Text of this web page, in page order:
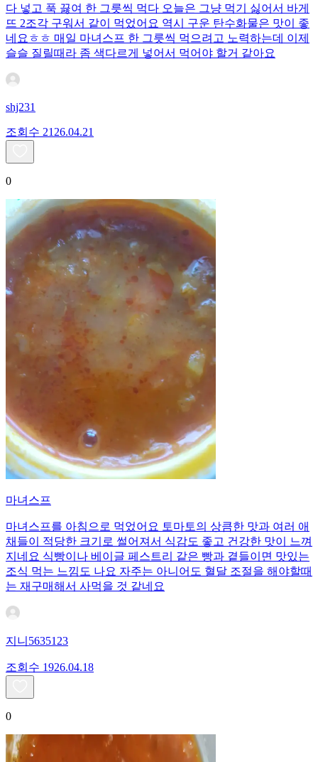
다 넣고 푹 끓여 한 그릇씩 먹다 오늘은 그냥 먹기 싫어서 바게
뜨 2조각 구워서 같이 먹었어요 역시 구운 탄수화물은 맛이 좋
네요ㅎㅎ 매일 마녀스프 한 그릇씩 먹으려고 노력하는데 이제
슬슬 질릴때라 좀 색다르게 넣어서 먹어야 할거 같아요
shj231
조회수 21 26.04.21
0
마녀스프
마녀스프를 아침으로 먹었어요 토마토의 상큼한 맛과 여러 애
채들이 적당한 크기로 썰어져서 식감도 좋고 건강한 맛이 느껴
지네요 식빵이나 베이글 페스트리 같은 빵과 곁들이면 맛있는
조식 먹는 느낌도 나요 자주는 아니어도 혈달 조절을 해야할때
는 재구매해서 사먹을 것 같네요
지니5635123
조회수 1926.04.18
0